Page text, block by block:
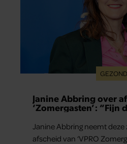
GEZOND
Janine Abbring over
‘Zomergasten’: “Fijn
Janine Abbring neemt
afscheid van ‘VPRO